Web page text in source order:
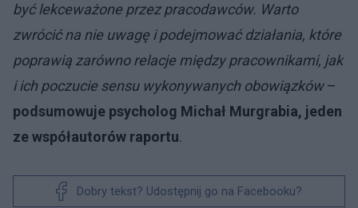
być lekceważone przez pracodawców. Warto
zwrócić na nie uwagę i podejmować działania, które
poprawią zarówno relacje między pracownikami, jak
i ich poczucie sensu wykonywanych obowiązków–
podsumowuje psycholog Michał Murgrabia, jeden
ze współautorów raportu.
Dobry tekst? Udostępnij go na Facebooku?